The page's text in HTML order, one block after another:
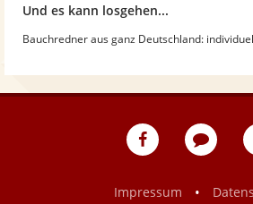
Und es kann losgehen...
Bauchredner aus ganz Deutschland:
eventpeppers
Blog
Impressum
•